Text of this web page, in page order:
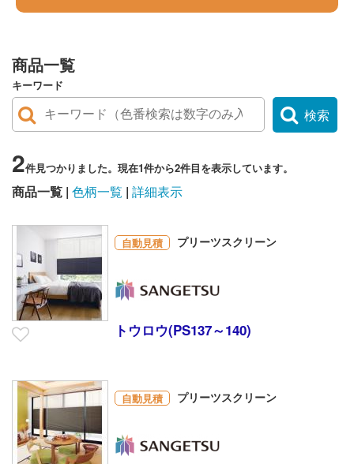
商品一覧
キーワード
検索
2件見つかりました。現在1件から2件目を表示しています。
商品一覧 色柄一覧 詳細表示
自動見積 プリーツスクリーン
トウロウ(PS137～140)
自動見積 プリーツスクリーン